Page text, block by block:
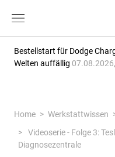
Bestellstart für Dodge
Welten auffällig
Home Werkstattwissen
Videoserie - Folge 3:
Diagnosezentrale